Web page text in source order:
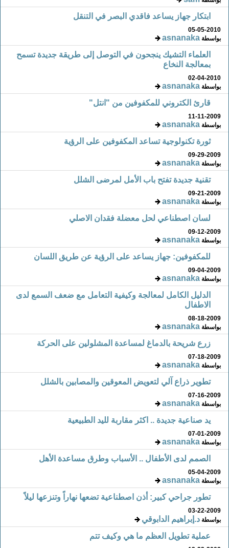
ابتكار جهاز يساعد فاقدي البصر في التنقل
05-05-2010
بواسطةasnanaka
العلماء التشيك ينجحون في التوصل إلى طريقة جديدة تسمح
بمعالجة النخاع
02-04-2010
بواسطةasnanaka
قارئ الكتروني للمكفوفين من "انتل"
11-11-2009
بواسطةasnanaka
ثورة تكنولوجية تساعد المكفوفين على الرؤية
09-29-2009
بواسطةasnanaka
تقنية جديدة تفتح باب الأمل لمرضى الشلل
09-21-2009
بواسطةasnanaka
لسان اصطناعي لحل معضلة فقدان الاصلي
09-12-2009
بواسطةasnanaka
للمكفوفين: جهاز يساعد على الرؤية عن طريق اللسان
09-04-2009
بواسطةasnanaka
الدليل الكامل لمعالجة وكيفية التعامل مع ضعف السمع لدى
الاطفال
08-18-2009
بواسطةasnanaka
زرع شريحة بالدماغ لمساعدة المشلولين على الحركة
07-18-2009
بواسطةasnanaka
تطوير ذراع آلي لتعويض المعوقين والمصابين بالشلل
07-16-2009
بواسطةasnanaka
يد صناعية جديدة .. اكثر مقاربة لليد الطبيعية
07-01-2009
بواسطةasnanaka
الصمم لدى الأطفال .. الأسباب وطرق مساعدة الأهل
05-04-2009
بواسطةasnanaka
تطور جراحي كبير: أذن اصطناعية تضعها نهاراً وتنزعها ليلاً
03-22-2009
بواسطةد.إبراهيم الدابوقي
عملية تطويل العظم ما هي وكيف تتم